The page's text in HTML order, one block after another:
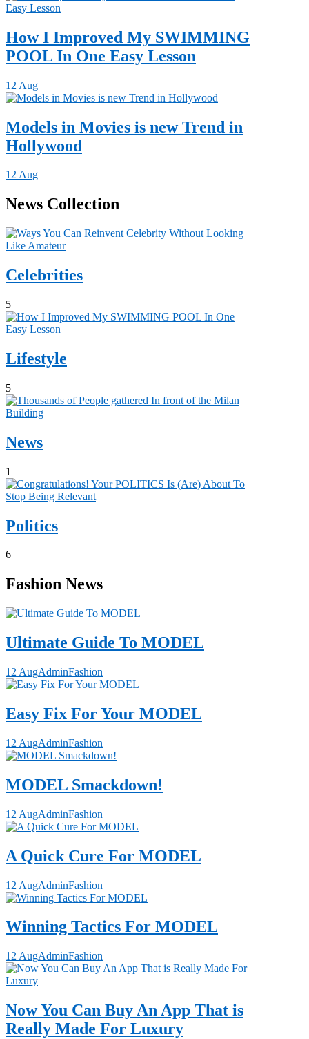
How I Improved My SWIMMING
POOL In One Easy Lesson
12 Aug
Models in Movies is new Trend in
Hollywood
12 Aug
News Collection
Celebrities
5
Lifestyle
5
News
1
Politics
6
Fashion News
Ultimate Guide To MODEL
12 AugAdminFashion
Easy Fix For Your MODEL
12 AugAdminFashion
MODEL Smackdown!
12 AugAdminFashion
A Quick Cure For MODEL
12 AugAdminFashion
Winning Tactics For MODEL
12 AugAdminFashion
Now You Can Buy An App That is
Really Made For Luxury